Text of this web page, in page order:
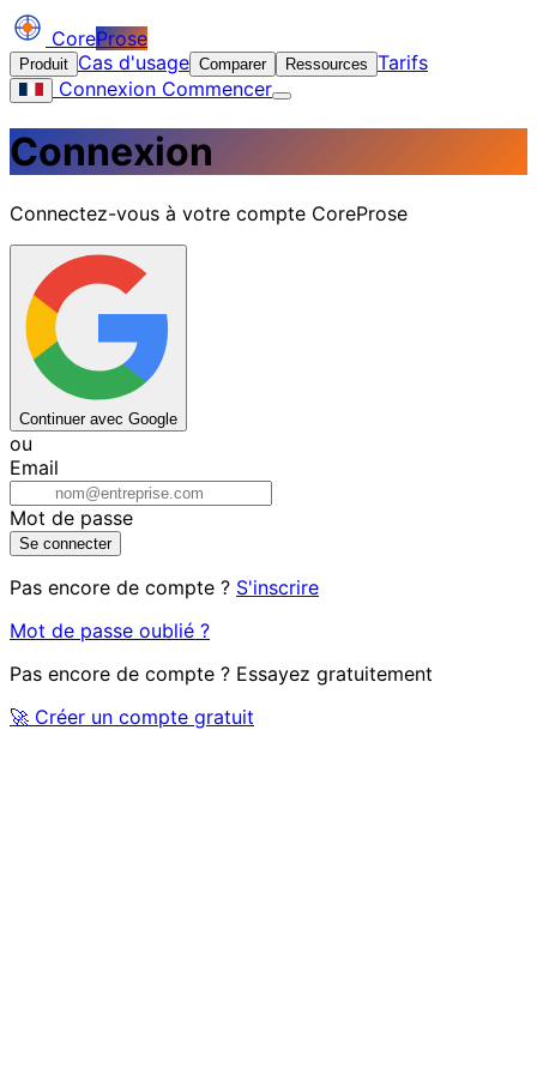
CoreProse
Produit Cas d'usage Comparer Ressources Tarifs
Connexion Commencer
Connexion
Connectez-vous à votre compte CoreProse
Continuer avec Google
ou
Email
Mot de passe
Se connecter
Pas encore de compte ? S'inscrire
Mot de passe oublié ?
Pas encore de compte ? Essayez gratuitement
🚀 Créer un compte gratuit